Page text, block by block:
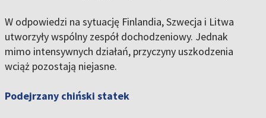
W odpowiedzi na sytuację Finlandia, Szwecja i Litwa
utworzyły wspólny zespół dochodzeniowy. Jednak
mimo intensywnych działań, przyczyny uszkodzenia
wciąż pozostają niejasne.
Podejrzany chiński statek